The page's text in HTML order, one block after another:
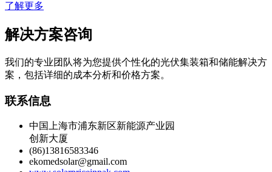
了解更多
解决方案咨询
我们的专业团队将为您提供个性化的光伏集装箱和储能解决方
案，包括详细的成本分析和价格方案。
联系信息
中国上海市浦东新区新能源产业园
创新大厦
(86)13816583346
ekomedsolar@gmail.com